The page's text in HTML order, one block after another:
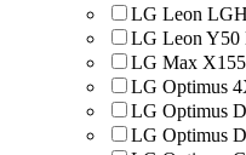
LG Leon
LG Leon Y50
LG Max
LG Optimus
LG Optimus
LG Optimus